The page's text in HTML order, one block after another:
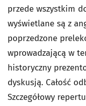
przede wszystkim
wyświetlane są z
poprzedzone
wprowadzającą w
historyczny
dyskusją. Całość
Szczegółowy